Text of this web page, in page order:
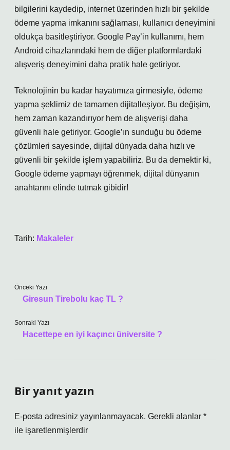
bilgilerini kaydedip, internet üzerinden hızlı bir şekilde
ödeme yapma imkanını sağlaması, kullanıcı deneyimini
oldukça basitleştiriyor. Google Pay’in kullanımı, hem
Android cihazlarındaki hem de diğer platformlardaki
alışveriş deneyimini daha pratik hale getiriyor.
Teknolojinin bu kadar hayatımıza girmesiyle, ödeme
yapma şeklimiz de tamamen dijitalleşiyor. Bu değişim,
hem zaman kazandırıyor hem de alışverişi daha
güvenli hale getiriyor. Google’ın sunduğu bu ödeme
çözümleri sayesinde, dijital dünyada daha hızlı ve
güvenli bir şekilde işlem yapabiliriz. Bu da demektir ki,
Google ödeme yapmayı öğrenmek, dijital dünyanın
anahtarını elinde tutmak gibidir!
Tarih: Makaleler
Önceki Yazı
Giresun Tirebolu kaç TL ?
Sonraki Yazı
Hacettepe en iyi kaçıncı üniversite ?
Bir yanıt yazın
E-posta adresiniz yayınlanmayacak. Gerekli alanlar *
ile işaretlenmişlerdir